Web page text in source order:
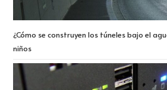
¿Cómo se construyen los túneles bajo el
niños